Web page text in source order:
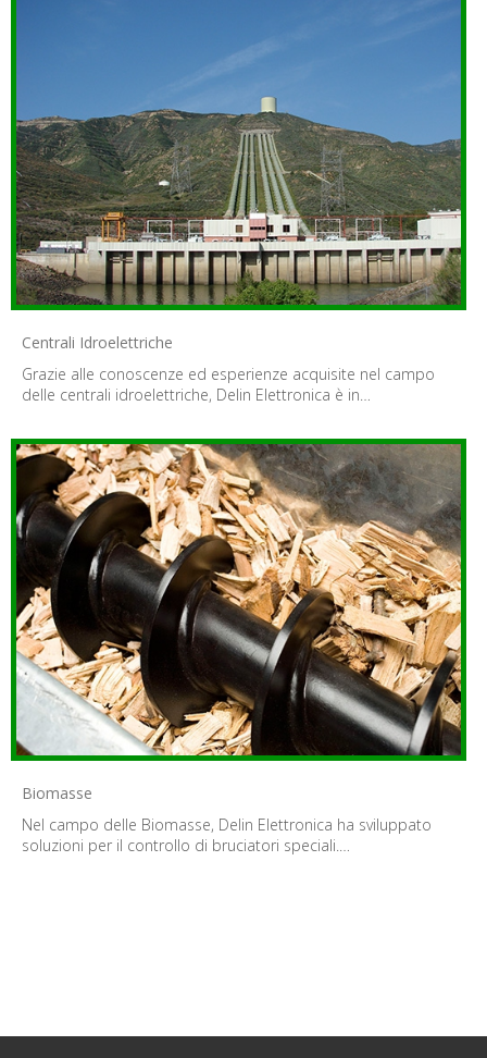
Centrali Idroelettriche
Grazie alle conoscenze ed esperienze acquisite nel campo
delle centrali idroelettriche, Delin Elettronica è in…
Biomasse
Nel campo delle Biomasse, Delin Elettronica ha sviluppato
soluzioni per il controllo di bruciatori speciali.…